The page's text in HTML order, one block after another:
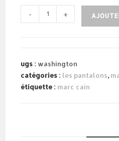
quantité
de
poudré
- +
ugs : washington
catégories : les pantalons,
étiquette : marc cain